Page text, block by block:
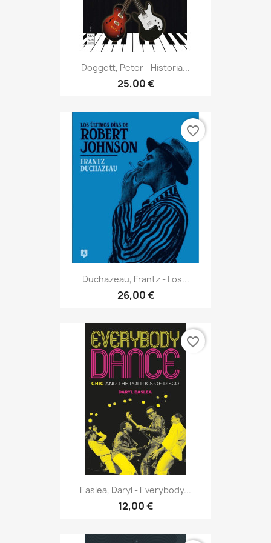
Doggett, Peter - Historia...
25,00 €
Duchazeau, Frantz - Los...
26,00 €
favorite_border
Easlea, Daryl - Everybody...
12,00 €
favorite_border